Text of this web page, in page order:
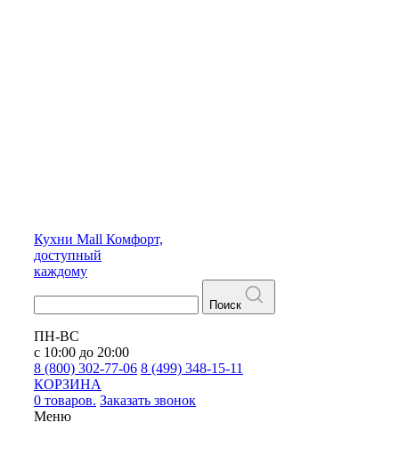
Кухни Mall Комфорт,
доступный
каждому
Поиск
ПН-ВС
с 10:00 до 20:00
8 (800) 302-77-06 8 (499) 348-15-11
КОРЗИНА
0 товаров. Заказать звонок
Меню